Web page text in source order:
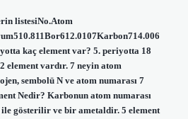
listesiNo.Atom
kaç element var? 5. periyotta 18
element vardır. 7 neyin atom
sembolü N ve atom numarası 7
Nedir? Karbonun atom numarası
ile gösterilir ve bir ametaldir. 5 element